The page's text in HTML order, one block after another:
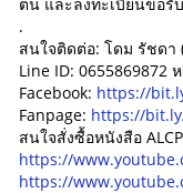
.
สนใจติดต่อ: โดม รัชดา
Line ID: 0655869872
Facebook: https://
Fanpage: https://
สนใจสั่งซื้อหนังสือ
https://
https://